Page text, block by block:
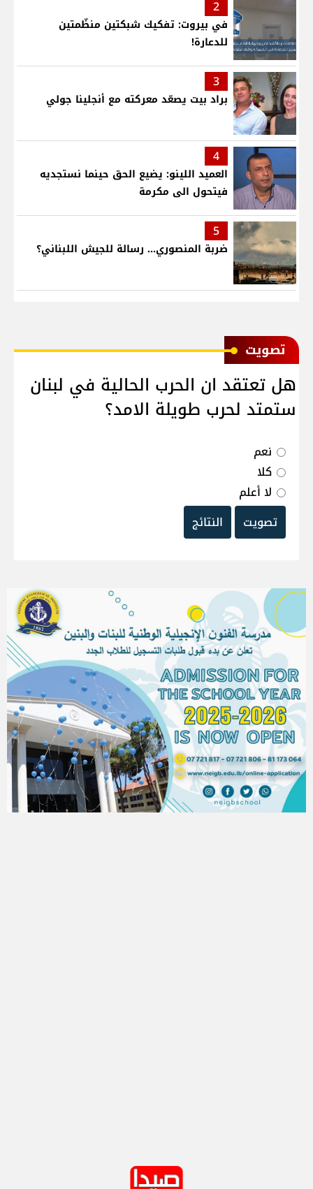
2
في بيروت: تفكيك شبكتين منظّمتين
للدعارة!
3
براد بيت يصعّد معركته مع أنجلينا جولي
4
العميد اللينو: يضيع الحق حينما نستجديه
فيتحول الى مكرمة
5
ضربة المنصوري... رسالة للجيش اللبناني؟
ﺗﺼﻮﻳﺖ
هل تعتقد ان الحرب الحالية في لبنان
ستمتد لحرب طويلة الامد؟
نعم
كلا
لا أعلم
تصويت
النتائج